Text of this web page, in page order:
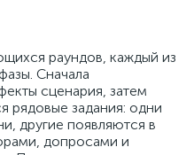
раундов, каждый из
Сначала
сценария, затем
рядовые задания: одни
другие появляются в
допросами и